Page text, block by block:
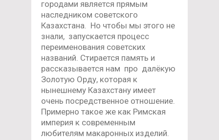
городами является прямым
наследником советского
Казахстана. Но чтобы мы этого не
знали, запускается процесс
переименования советских
названий. Стирается память и
рассказывается нам про далёкую
Золотую Орду, которая к
нынешнему Казахстану имеет
очень посредственное отношение.
Примерно такое же как Римская
империя к современным
любителям макаронных изделий.